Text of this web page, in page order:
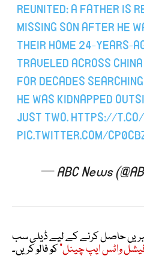
REUNITED: A FATHER IS
MISSING SON AFTER HE
THEIR HOME 24-YEARS-
TRAVELED ACROSS
FOR DECADES
HE WAS KIDNAPPED
JUST TWO.HTTPS://
PIC.TWITTER.COM/
— ABC News
حاصل کرنے کے لیے ڈیلی سب
واٹس ایپ چینل"کو فالو کریں۔